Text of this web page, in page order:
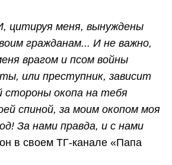
цитируя меня, вынуждены
гражданам... И не важно,
врагом и псом войны
или преступник, зависит
стороны окопа на тебя
спиной, за моим окопом моя
За нами правда, и с нами
в своем ТГ-канале «Папа